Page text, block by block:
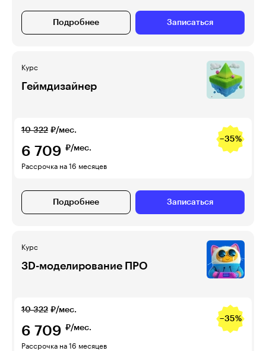
Подробнее Записаться
Курс
Геймдизайнер
10 322 ₽/мес.
−35%
6 709 ₽/мес.
Рассрочка на 16 месяцев
Подробнее Записаться
Курс
3D-моделирование ПРО
10 322 ₽/мес.
−35%
6 709 ₽/мес.
Рассрочка на 16 месяцев